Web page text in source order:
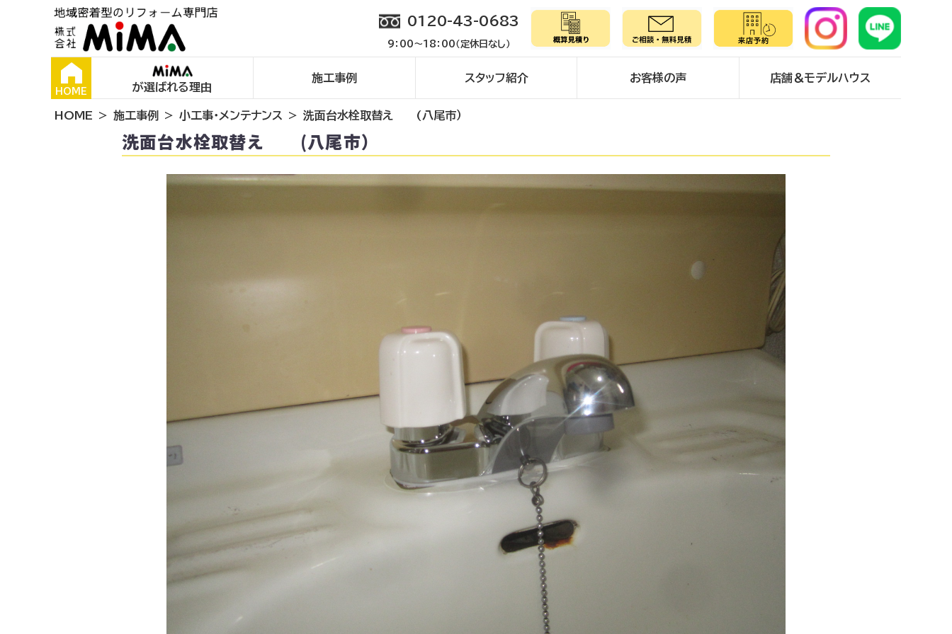
0120-43-0683
9：00～18：00（定休日なし）
HOME が選ばれる理由
施工事例 スタッフ紹介 お客様の声 店舗＆モデルハウス
HOME 施工事例 小工事・メンテナンス 洗面台水栓取替え (八尾市）
洗面台水栓取替え (八尾市）